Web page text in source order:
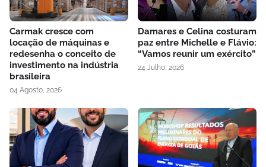
Carmak cresce com
locação de máquinas e
redesenha o conceito de
investimento na indústria
brasileira
04 Agosto, 2026
Damares e Celina costuram
paz entre Michelle e Flávio:
“Vamos reunir um exército”
24 Julho, 2026